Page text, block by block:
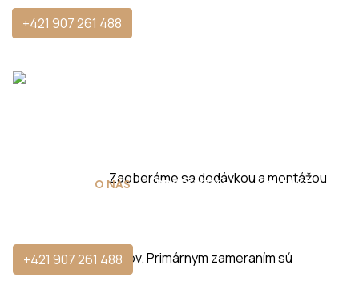
+421 907 261 488
Michňák Žalúzie Zaoberáme sa dodávkou a montážou
špičkových produktov. Primárnym zameraním sú
O NÁS PRODUKTY KONTAKT
+421 907 261 488